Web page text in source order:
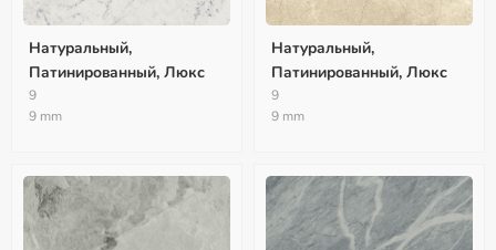
Натуральный,
Патинированный, Люкс
9
9 mm
Натуральный,
Патинированный, Люкс
9
9 mm